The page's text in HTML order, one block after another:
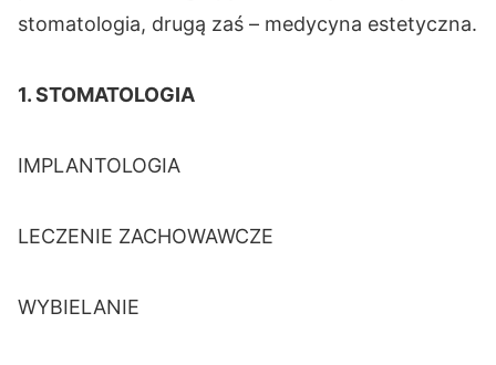
stomatologia, drugą zaś – medycyna estetyczna.
1. STOMATOLOGIA
IMPLANTOLOGIA
LECZENIE ZACHOWAWCZE
WYBIELANIE